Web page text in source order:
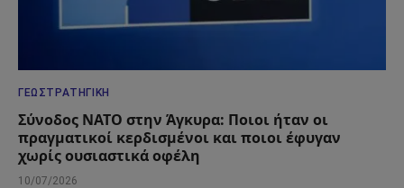
ΓΕΩΣΤΡΑΤΗΓΙΚΉ
Σύνοδος ΝΑΤΟ στην Άγκυρα: Ποιοι ήταν οι
πραγματικοί κερδισμένοι και ποιοι έφυγαν
χωρίς ουσιαστικά οφέλη
10/07/2026